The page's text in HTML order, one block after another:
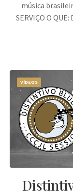
música
SERVIÇO O
VÍDEOS